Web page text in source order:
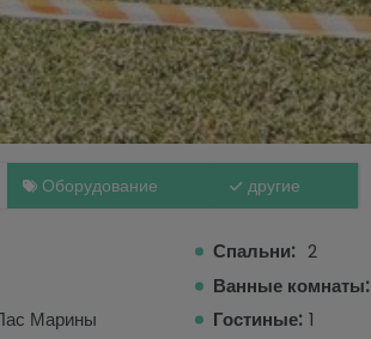
Оборудование другие
Спальни: 2
Ванные комнаты:
Марины Гостиные: 1